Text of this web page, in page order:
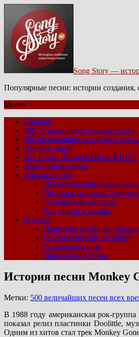
Song Story —
Популярные песни: истории
Меню
Главная
100 лучших песен русского рока
500 величайших песен всех
Песни о войне
Все песни Виктора Цоя и КИНО
Новогодние песни
Списки песен
500 величайших песен
Песни из фильмов Рязанова
Лучшие рок-баллады
Все статьи о песнях
О сайте
Политика
Статьи о песнях по заказу
Реклама на сайте
Правообладателям
История песни Monkey
Метки: 500 величайших песен всех
В 1988 году американская рок-
показал релиз пластинки Doolittle,
Одним из хитов стал трек Monkey